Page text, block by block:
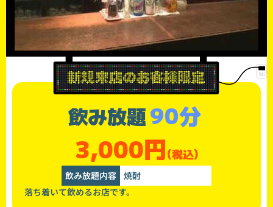
飲み放題90分
3,000円(税込)
飲み放題内容 焼酎
落ち着いて飲めるお店です。